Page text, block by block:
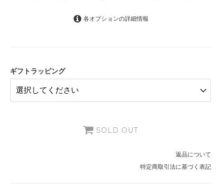
各オプションの詳細情報
ギフトラッピング
SOLD OUT
返品について
特定商取引法に基づく表記